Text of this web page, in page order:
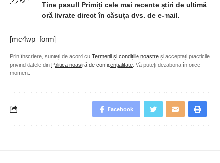
Tine pasul! Primiți cele mai recente știri de ultimă
oră livrate direct în căsuța dvs. de e-mail.
[mc4wp_form]
Prin înscriere, sunteți de acord cu Termenii și condițiile noastre și acceptați practicile
privind datele din Politica noastră de confidențialitate . Vă puteți dezabona în orice
moment.
Facebook